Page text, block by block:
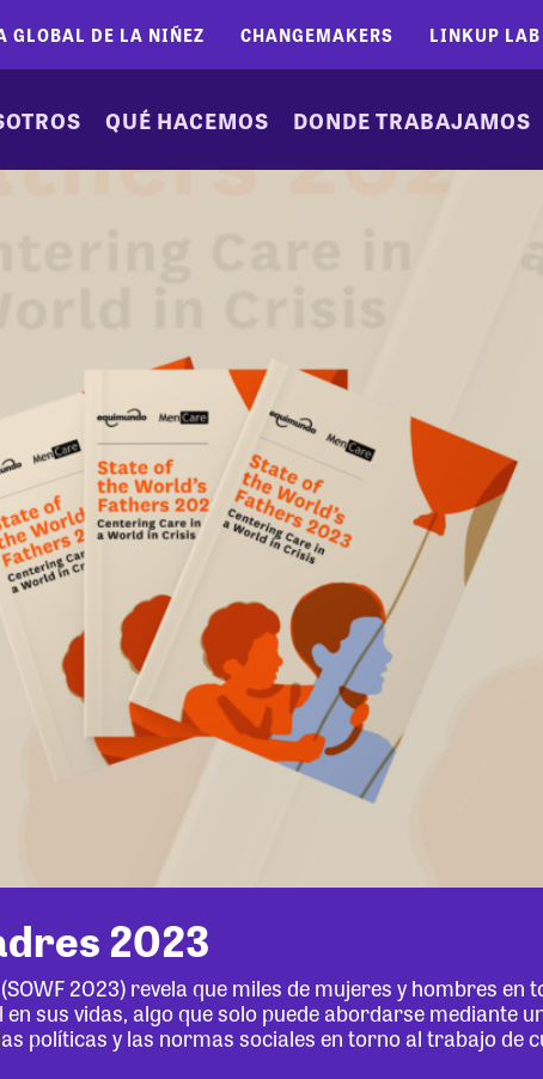
DE LA NIÑEZ CHANGEMAKERS LINKUP LAB
QUÉ HACEMOS DONDE TRABAJAMOS
2023
2023) revela que miles de mujeres y hombres en
sus vidas, algo que solo puede abordarse mediante
políticas y las normas sociales en torno al trabajo de